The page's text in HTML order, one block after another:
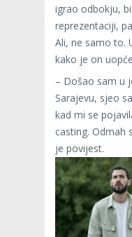
igrao odbokju,
reprezentaciji,
Ali, ne samo to.
kako je on
– Došao sam u
Sarajevu, sjeo
kad mi se
casting. Odmah
je povijest.